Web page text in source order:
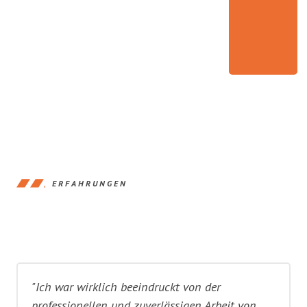
ERFAHRUNGEN
"Ich war wirklich beeindruckt von der